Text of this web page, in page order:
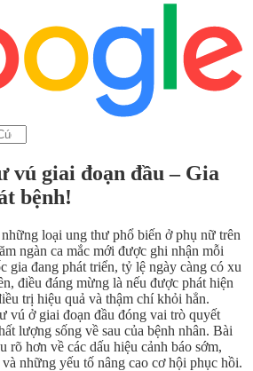
vú giai đoạn đầu – Gia
bệnh!
loại ung thư phổ biến ở phụ nữ trên
ngàn ca mắc mới được ghi nhận mỗi
gia đang phát triển, tỷ lệ ngày càng có xu
điều đáng mừng là nếu được phát hiện
trị hiệu quả và thậm chí khỏi hẳn.
vú ở giai đoạn đầu đóng vai trò quyết
lượng sống về sau của bệnh nhân. Bài
rõ hơn về các dấu hiệu cảnh báo sớm,
những yếu tố nâng cao cơ hội phục hồi.